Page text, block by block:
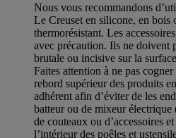
Nous vous recommandons
Le Creuset en silicone, en bois
thermorésistant. Les
avec précaution. Ils ne doivent
brutale ou incisive sur la
Faites attention à ne pas
rebord supérieur des produits
adhérent afin d’éviter de les
batteur ou de mixeur électrique
de couteaux ou d’accessoires
l’intérieur des poêles et